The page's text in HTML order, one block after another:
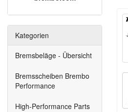
Kategorien
Bremsbeläge - Übersicht
Bremsscheiben Brembo
Performance
High-Performance Parts